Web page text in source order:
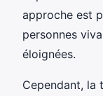
approche est
personnes
éloignées.
Cependant, la